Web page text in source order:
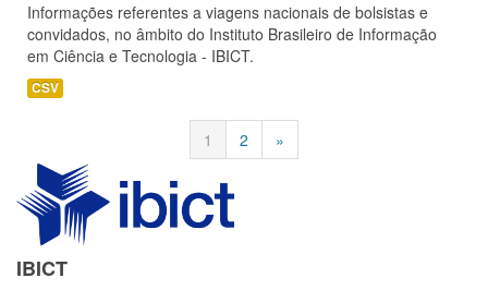
Informações referentes a viagens nacionais de bolsistas e
convidados, no âmbito do Instituto Brasileiro de Informação
em Ciência e Tecnologia - IBICT.
CSV
1 2 »
IBICT